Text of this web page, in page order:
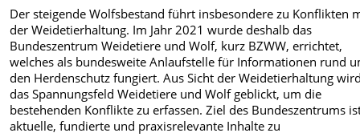
Der steigende Wolfsbestand führt insbesondere zu Konflikten
der Weidetierhaltung. Im Jahr 2021 wurde deshalb das
Bundeszentrum Weidetiere und Wolf, kurz BZWW, errichtet,
welches als bundesweite Anlaufstelle für Informationen rund
den Herdenschutz fungiert. Aus Sicht der Weidetierhaltung
das Spannungsfeld Weidetiere und Wolf geblickt, um die
bestehenden Konflikte zu erfassen. Ziel des Bundeszentrums
aktuelle, fundierte und praxisrelevante Inhalte zu